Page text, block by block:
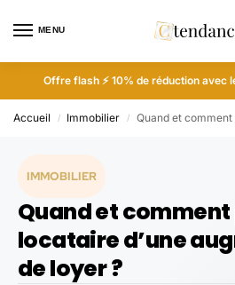
MENU
Offre flash ⚡ 10% de réduction avec
Accueil / Immobilier / Quand et comment prévenir
IMMOBILIER
Quand et
locataire d’une
de loyer ?